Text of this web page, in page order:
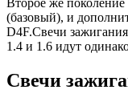
(базовый), и
D4F.Свечи
1.4 и 1.6 идут
Свечи